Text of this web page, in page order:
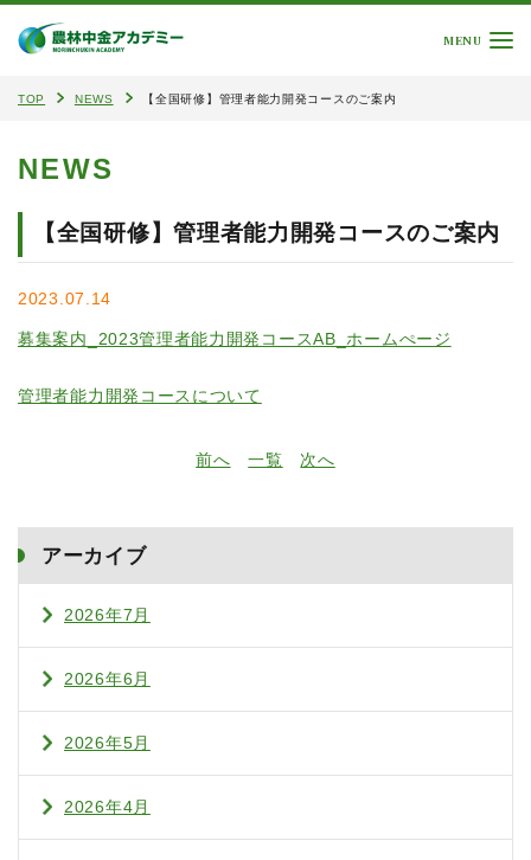
MENU
TOP NEWS 【全国研修】管理者能力開発コースのご案内
NEWS
【全国研修】管理者能力開発コースのご案内
2023.07.14
募集案内_2023管理者能力開発コースAB_ホームぺージ
管理者能力開発コースについて
前へ 一覧 次へ
アーカイブ
2026年7月
2026年6月
2026年5月
2026年4月